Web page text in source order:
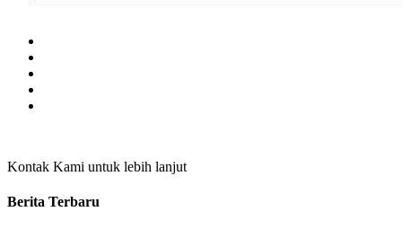
Kontak Kami untuk lebih lanjut
Berita Terbaru